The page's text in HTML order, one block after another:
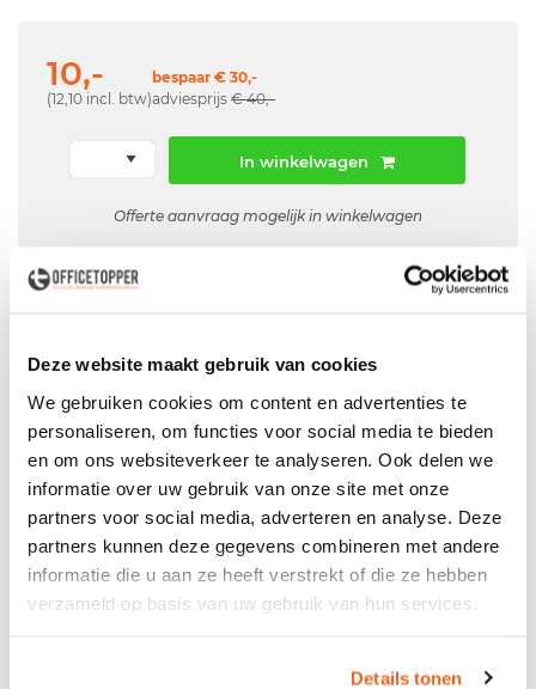
Deze website maakt gebruik van cookies
We gebruiken cookies om content en advertenties te
personaliseren, om functies voor social media te bieden
en om ons websiteverkeer te analyseren. Ook delen we
informatie over uw gebruik van onze site met onze
partners voor social media, adverteren en analyse. Deze
partners kunnen deze gegevens combineren met andere
informatie die u aan ze heeft verstrekt of die ze hebben
verzameld op basis van uw gebruik van hun services.
Details tonen
10,-
(12,10 incl. btw)
bespaar € 30,-
adviesprijs € 40,-
In winkelwagen
Offerte aanvraag mogelijk in winkelwagen
Niet leverbaar
Levering
in België
Voor zowelParticulieralsZakelijk
Professionele
Bezorg- en Montageservice
Productspecificaties